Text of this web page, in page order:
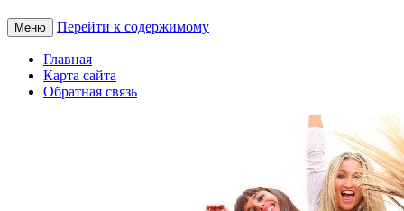
Меню Перейти к содержимому
Главная
Карта сайта
Обратная связь